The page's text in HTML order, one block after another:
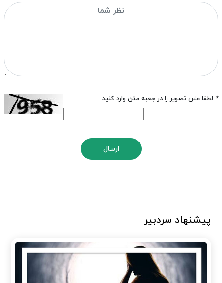
* لطفا متن تصویر را در جعبه متن وارد کنید
ارسال
پیشنهاد سردبیر